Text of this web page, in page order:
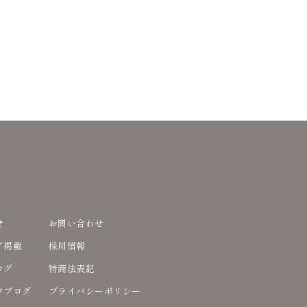
掲載
グ
ブログ
お問い合わせ
採用情報
特商法表記
プライバシーポリシー